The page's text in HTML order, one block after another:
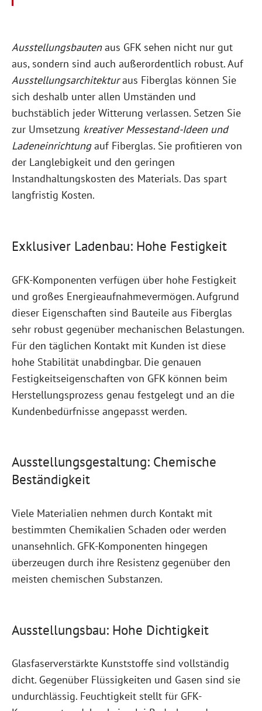
Ausstellungsbautenaus GFK sehen nicht nur gut
aus, sondern sind auch außerordentlich robust. Auf
Ausstellungsarchitekturaus Fiberglas können Sie
sich deshalb unter allen Umständen und
buchstäblich jeder Witterung verlassen. Setzen Sie
zur Umsetzung kreativer Messestand-Ideen und
Ladeneinrichtungauf Fiberglas. Sie profitieren von
der Langlebigkeit und den geringen
Instandhaltungskosten des Materials. Das spart
langfristig Kosten.
Exklusiver Ladenbau: Hohe Festigkeit
GFK-Komponenten verfügen über hohe Festigkeit
und großes Energieaufnahmevermögen. Aufgrund
dieser Eigenschaften sind Bauteile aus Fiberglas
sehr robust gegenüber mechanischen Belastungen.
Für den täglichen Kontakt mit Kunden ist diese
hohe Stabilität unabdingbar. Die genauen
Festigkeitseigenschaften von GFK können beim
Herstellungsprozess genau festgelegt und an die
Kundenbedürfnisse angepasst werden.
Ausstellungsgestaltung: Chemische
Beständigkeit
Viele Materialien nehmen durch Kontakt mit
bestimmten Chemikalien Schaden oder werden
unansehnlich. GFK-Komponenten hingegen
überzeugen durch ihre Resistenz gegenüber den
meisten chemischen Substanzen.
Ausstellungsbau: Hohe Dichtigkeit
Glasfaserverstärkte Kunststoffe sind vollständig
dicht. Gegenüber Flüssigkeiten und Gasen sind sie
undurchlässig. Feuchtigkeit stellt für GFK-